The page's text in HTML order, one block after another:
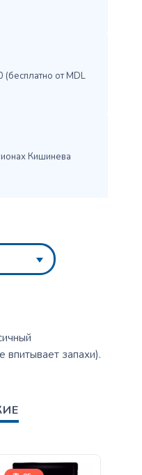
(бесплатно от MDL
Кишинева
впитывает запахи).